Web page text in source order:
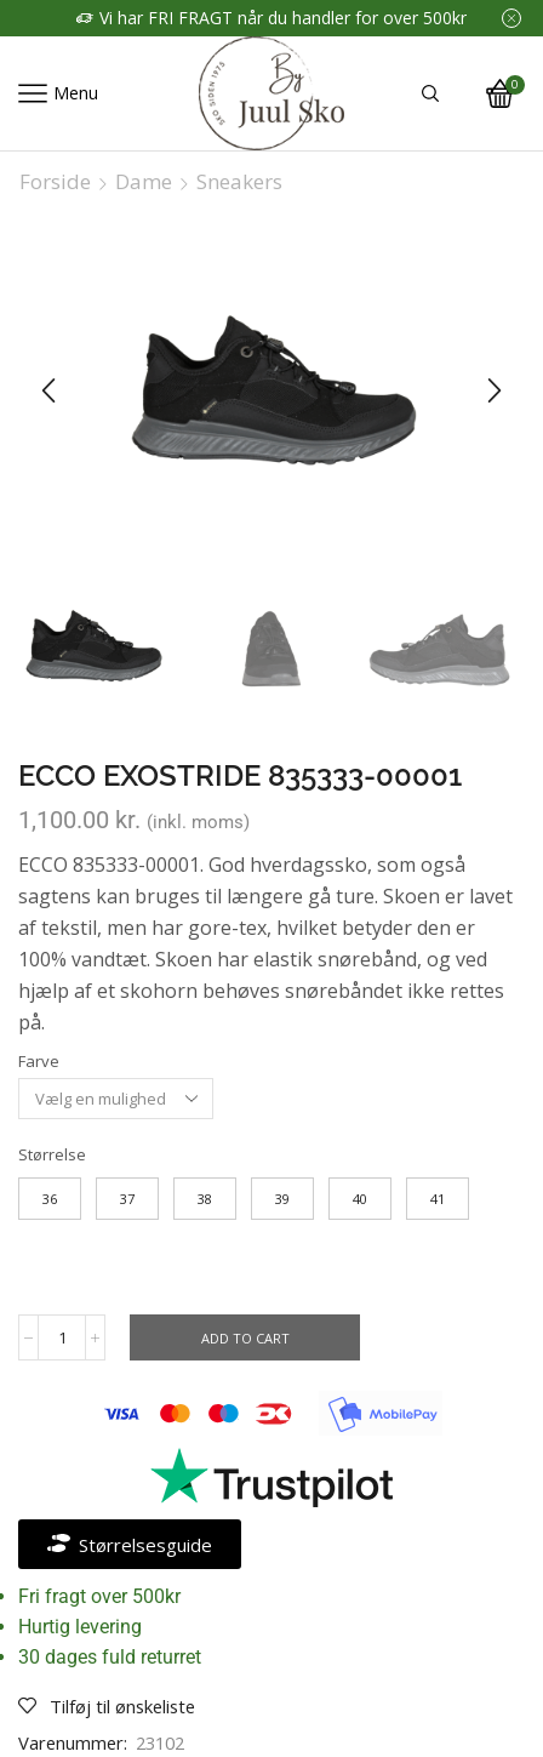
Vi har FRI FRAGT når du handler for over 500kr
Menu 0
Forside Dame Sneakers
ECCO EXOSTRIDE 835333-00001
1,100.00 kr. (inkl. moms)
ECCO 835333-00001. God hverdagssko, som også
sagtens kan bruges til længere gå ture. Skoen er lavet
af tekstil, men har gore-tex, hvilket betyder den er
100% vandtæt. Skoen har elastik snørebånd, og ved
hjælp af et skohorn behøves snørebåndet ikke rettes
på.
Farve
Størrelse
36 37 38 39 40 41
ADD TO CART
Størrelsesguide
Fri fragt over 500kr
Hurtig levering
30 dages fuld returret
Tilføj til ønskeliste
Varenummer: 23102